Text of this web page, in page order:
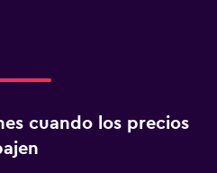
cuando los precios